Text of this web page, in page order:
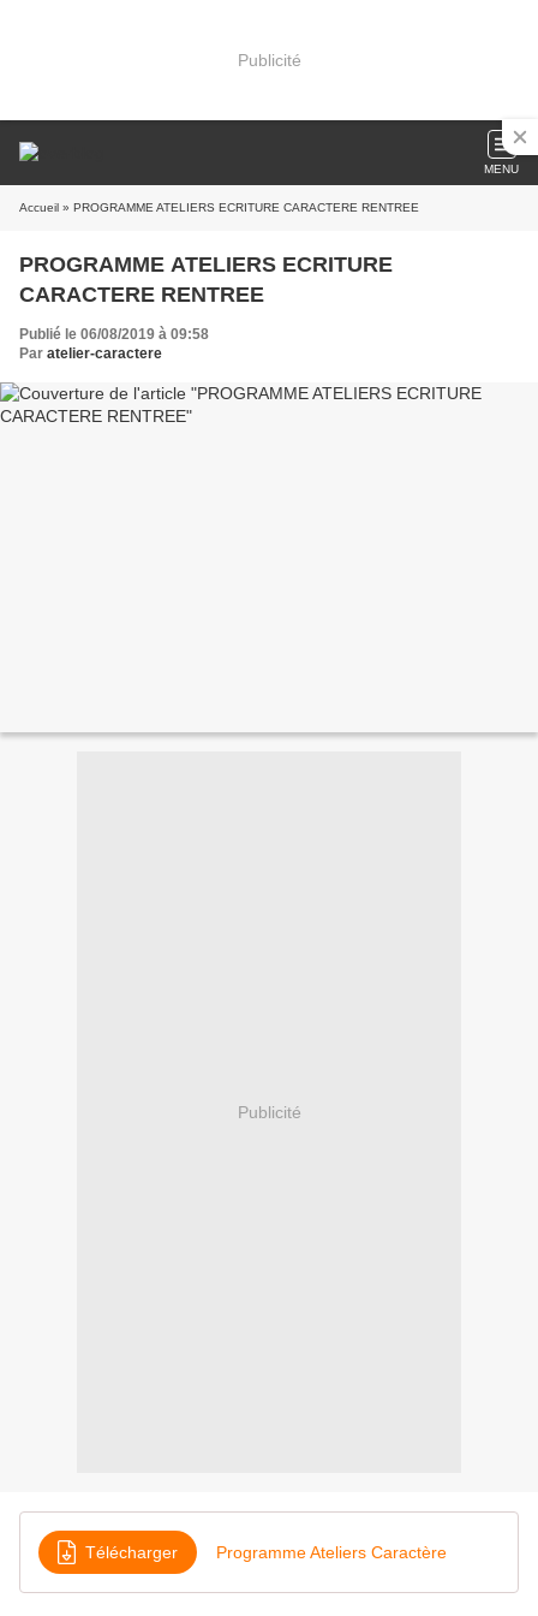
Publicité
MENU
Accueil » PROGRAMME ATELIERS ECRITURE CARACTERE RENTREE
PROGRAMME ATELIERS ECRITURE
CARACTERE RENTREE
Publié le 06/08/2019 à 09:58
Par atelier-caractere
Publicité
Télécharger Programme Ateliers Caractère